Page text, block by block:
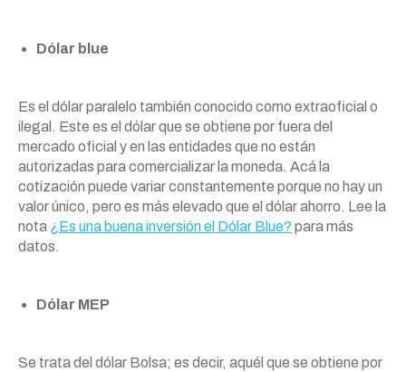
Dólar blue
Es el dólar paralelo también conocido como extraoficial o
ilegal. Este es el dólar que se obtiene por fuera del
mercado oficial y en las entidades que no están
autorizadas para comercializar la moneda. Acá la
cotización puede variar constantemente porque no hay un
valor único, pero es más elevado que el dólar ahorro. Lee la
nota ¿Es una buena inversión el Dólar Blue? para más
datos.
Dólar MEP
Se trata del dólar Bolsa; es decir, aquél que se obtiene por